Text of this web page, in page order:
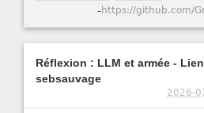
-https://github.com/
Réflexion : LLM et armée -
sebsauvage
2026-